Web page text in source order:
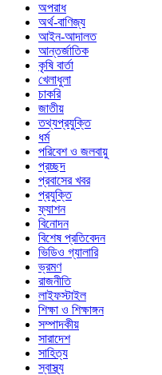
অপরাধ
অর্থ-বাণিজ্য
আইন-আদালত
আন্তর্জাতিক
কৃষি বার্তা
খেলাধুলা
চাকরি
জাতীয়
তথ্যপ্রযুক্তি
ধর্ম
পরিবেশ ও জলবায়ু
প্রচ্ছদ
প্রবাসের খবর
প্রযুক্তি
ফ্যাশন
বিনোদন
বিশেষ প্রতিবেদন
ভিডিও গ্যালারি
ভ্রমণ
রাজনীতি
লাইফস্টাইল
শিক্ষা ও শিক্ষাঙ্গন
সম্পাদকীয়
সারাদেশ
সাহিত্য
স্বাস্থ্য